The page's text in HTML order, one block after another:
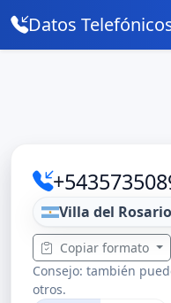
Datos
Villa del
Copiar formato
Consejo: también
otros.